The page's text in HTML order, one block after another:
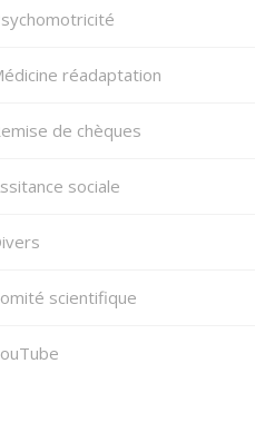
réadaptation
de chèques
sociale
scientifique